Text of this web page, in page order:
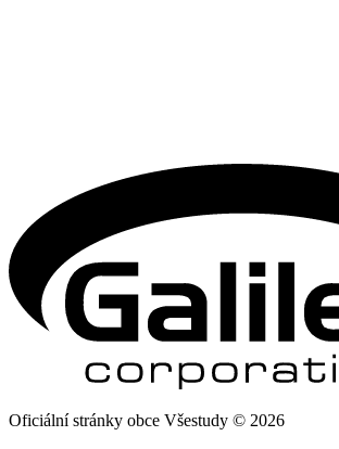
Oficiální stránky obce Všestudy © 2026